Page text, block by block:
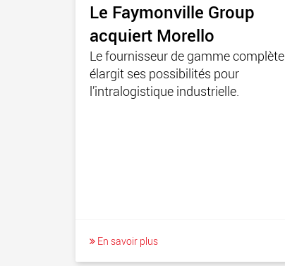
Le Faymonville Group
acquiert Morello
Le fournisseur de gamme complète
élargit ses possibilités pour
l’intralogistique industrielle.
En savoir plus